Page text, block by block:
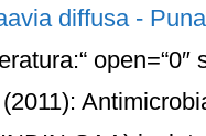
(2011):